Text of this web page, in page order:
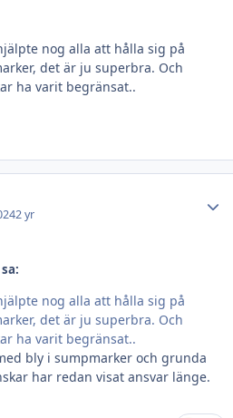
nog alla att hålla sig på
det är ju superbra. Och
ha varit begränsat..
2 yr
nog alla att hålla sig på
det är ju superbra. Och
ha varit begränsat..
bly i sumpmarker och grunda
har redan visat ansvar länge.